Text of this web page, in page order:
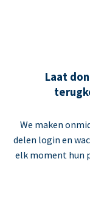
Laat
We maken
delen login en
elk moment hun